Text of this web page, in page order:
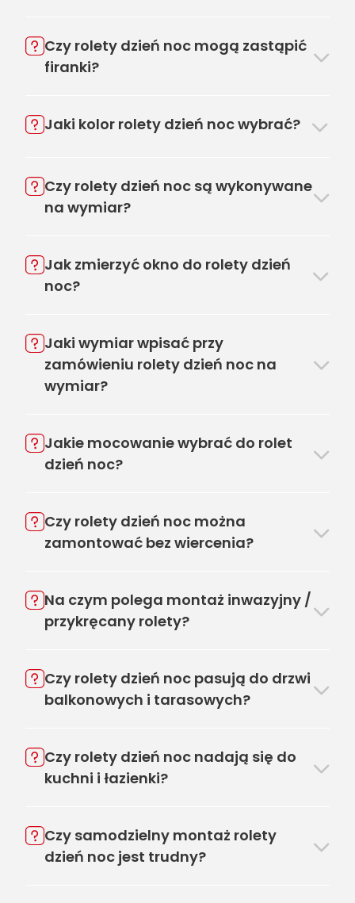
Czy rolety dzień noc mogą zastąpić
firanki?
Jaki kolor rolety dzień noc wybrać?
Czy rolety dzień noc są wykonywane
na wymiar?
Jak zmierzyć okno do rolety dzień
noc?
Jaki wymiar wpisać przy
zamówieniu rolety dzień noc na
wymiar?
Jakie mocowanie wybrać do rolet
dzień noc?
Czy rolety dzień noc można
zamontować bez wiercenia?
Na czym polega montaż inwazyjny /
przykręcany rolety?
Czy rolety dzień noc pasują do drzwi
balkonowych i tarasowych?
Czy rolety dzień noc nadają się do
kuchni i łazienki?
Czy samodzielny montaż rolety
dzień noc jest trudny?